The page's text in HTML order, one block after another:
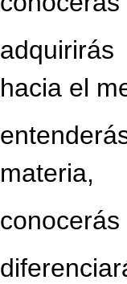
hacia el
materia,